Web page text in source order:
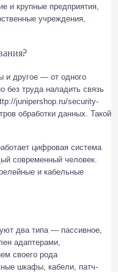
и крупные предприятия,
учреждения,
и другое — от одного
без труда наладить связь
junipershop.ru/security-
обработки данных. Такой
цифровая система
современный человек.
и кабельные
два типа — пассивное,
адаптерами,
своего рода
шкафы, кабели, патч-